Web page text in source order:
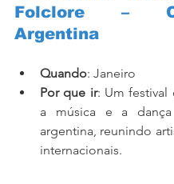
Folclore –
Argentina
Quando: Janeiro
Por que ir: Um festival
a música e a dança
argentina, reunindo
internacionais.